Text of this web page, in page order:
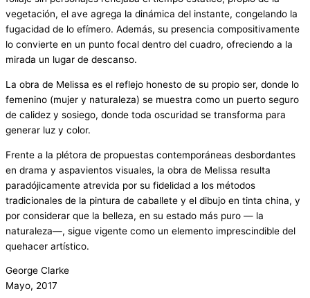
vegetación, el ave agrega la dinámica del instante, congelando la
fugacidad de lo efímero. Además, su presencia compositivamente
lo convierte en un punto focal dentro del cuadro, ofreciendo a la
mirada un lugar de descanso.
La obra de Melissa es el reflejo honesto de su propio ser, donde lo
femenino (mujer y naturaleza) se muestra como un puerto seguro
de calidez y sosiego, donde toda oscuridad se transforma para
generar luz y color.
Frente a la plétora de propuestas contemporáneas desbordantes
en drama y aspavientos visuales, la obra de Melissa resulta
paradójicamente atrevida por su fidelidad a los métodos
tradicionales de la pintura de caballete y el dibujo en tinta china, y
por considerar que la belleza, en su estado más puro ― la
naturaleza―, sigue vigente como un elemento imprescindible del
quehacer artístico.
George Clarke
Mayo, 2017